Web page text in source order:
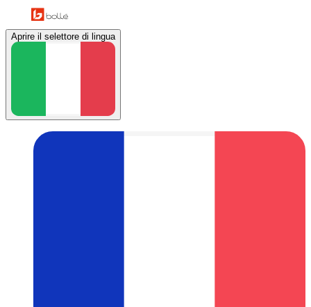
Aprire il selettore di lingua